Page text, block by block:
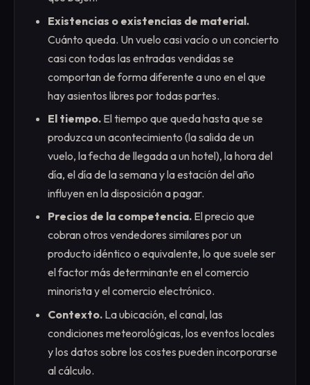
Existencias o existencias de material.
Cuánto queda. Un vuelo casi vacío o un concierto
casi con todas las entradas vendidas se
comportan de forma diferente a uno en el que
hay asientos libres por todas partes.
El tiempo. El tiempo que queda hasta que se
produzca un acontecimiento (la salida de un
vuelo, la fecha de llegada a un hotel), la hora del
día, el día de la semana y la estación del año
influyen en la disposición a pagar.
Precios de la competencia. El precio que
cobran otros vendedores similares por un
producto idéntico o equivalente, lo que suele ser
el factor más determinante en el comercio
minorista y el comercio electrónico.
Contexto. La ubicación, el canal, las
condiciones meteorológicas, los eventos locales
y los datos sobre los costes pueden incorporarse
al cálculo.